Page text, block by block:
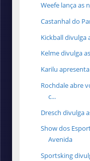
Weefe lança as
Castanhal do
Kickball divulga
Kelme divulga
Karilu
Rochdale abre
c...
Dresch divulga
Show dos
Avenida
Sportsking